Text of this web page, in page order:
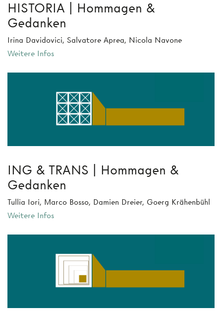
HISTORIA | Hommagen &
Gedanken
Irina Davidovici, Salvatore Aprea, Nicola Navone
Weitere Infos
ING & TRANS | Hommagen &
Gedanken
Tullia Iori, Marco Bosso, Damien Dreier, Goerg Krähenbühl
Weitere Infos